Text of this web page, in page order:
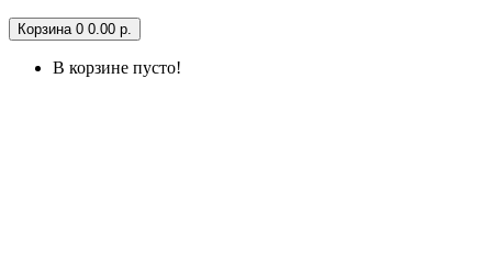
Корзина 0 0.00 р.
В корзине пусто!